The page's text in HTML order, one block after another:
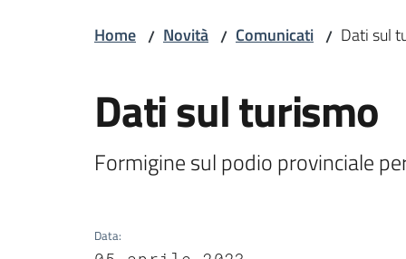
Home / Novità / Comunicati / Dati sul
Dati sul turismo
Formigine sul podio provinciale
Data: